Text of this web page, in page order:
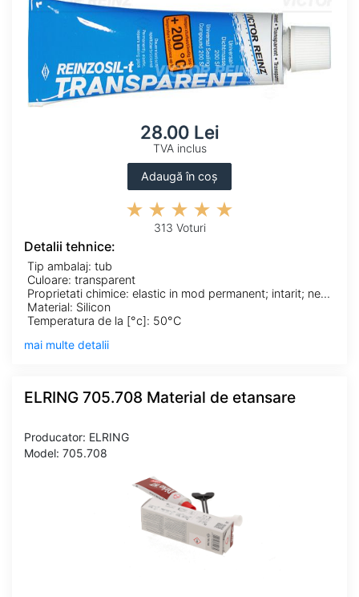
28.00 Lei
TVA inclus
Adaugă în coș
313 Voturi
Detalii tehnice:
Tip ambalaj: tub
Culoare: transparent
Proprietati chimice: elastic in mod permanent; intarit; nerezistent la solventi
Material: Silicon
Temperatura de la [°c]: 50°C
mai multe detalii
ELRING 705.708 Material de etansare
Producator: ELRING
Model: 705.708